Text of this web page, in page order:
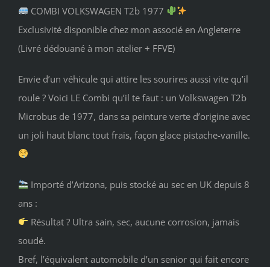
COMBI VOLKSWAGEN T2b 1977
Exclusivité disponible chez mon associé en Angleterre
(Livré dédouané à mon atelier + FFVE)
Envie d’un véhicule qui attire les sourires aussi vite qu’il
roule ? Voici LE Combi qu’il te faut : un Volkswagen T2b
Microbus de 1977, dans sa peinture verte d’origine avec
un joli haut blanc tout frais, façon glace pistache-vanille.
Importé d’Arizona, puis stocké au sec en UK depuis 8
ans :
Résultat ? Ultra sain, sec, aucune corrosion, jamais
soudé.
Bref, l’équivalent automobile d’un senior qui fait encore